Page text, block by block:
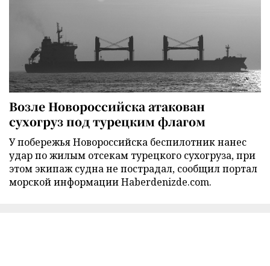
Возле Новороссийска атакован
сухогруз под турецким флагом
У побережья Новороссийска беспилотник нанес
удар по жилым отсекам турецкого сухогруза, при
этом экипаж судна не пострадал, сообщил портал
морской информации Haberdenizde.com.